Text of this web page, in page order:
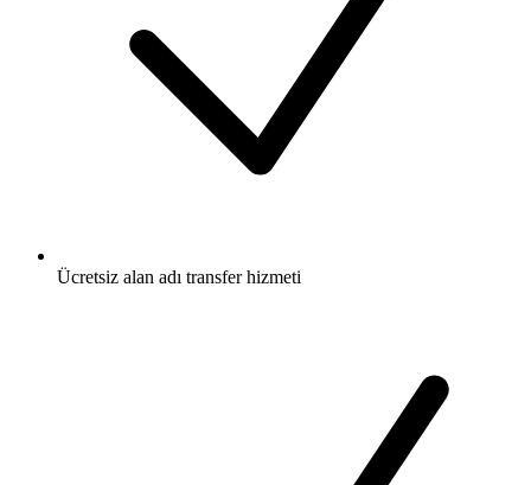
Ücretsiz alan adı transfer hizmeti